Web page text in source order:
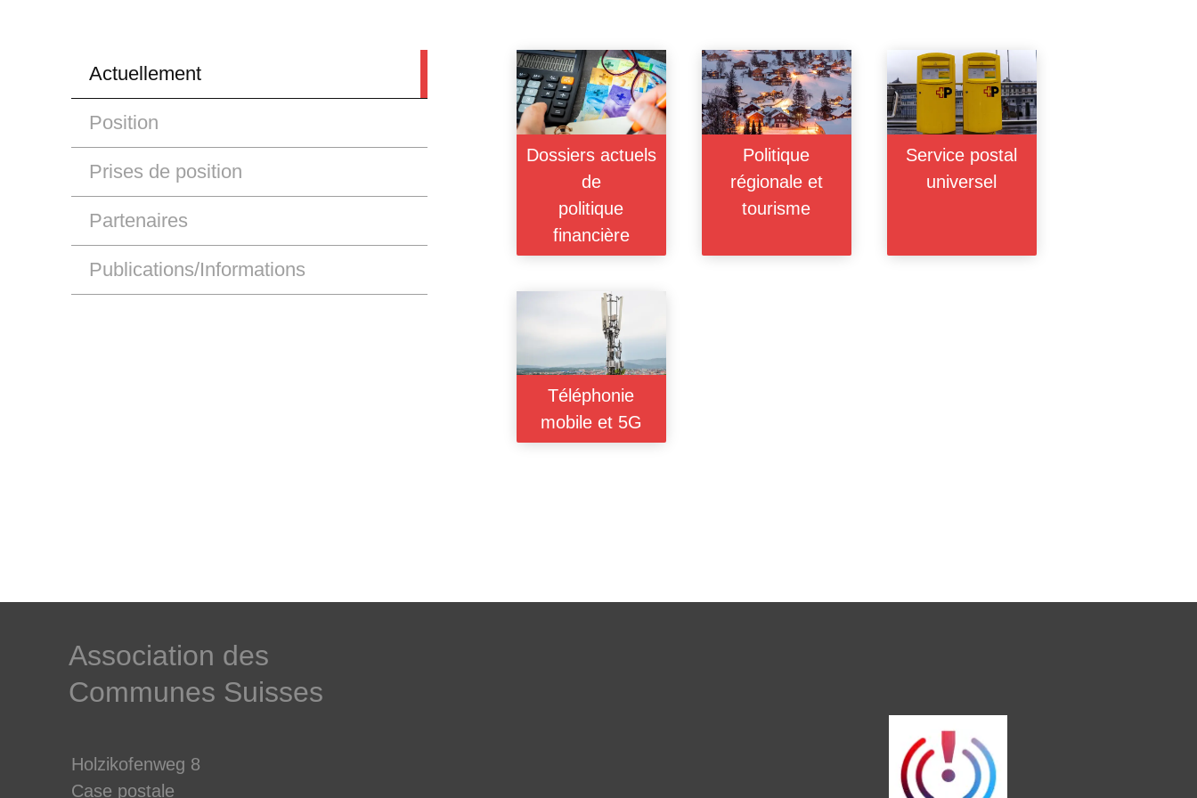
Actuellement
Position
Prises de position
Partenaires
Publications/Informations
Dossiers actuels
de
politique
financière
Politique
régionale et
tourisme
Service postal
universel
Téléphonie
mobile et 5G
­Association des­
Communes ­Suisses
Holzikofenweg 8
Case postale